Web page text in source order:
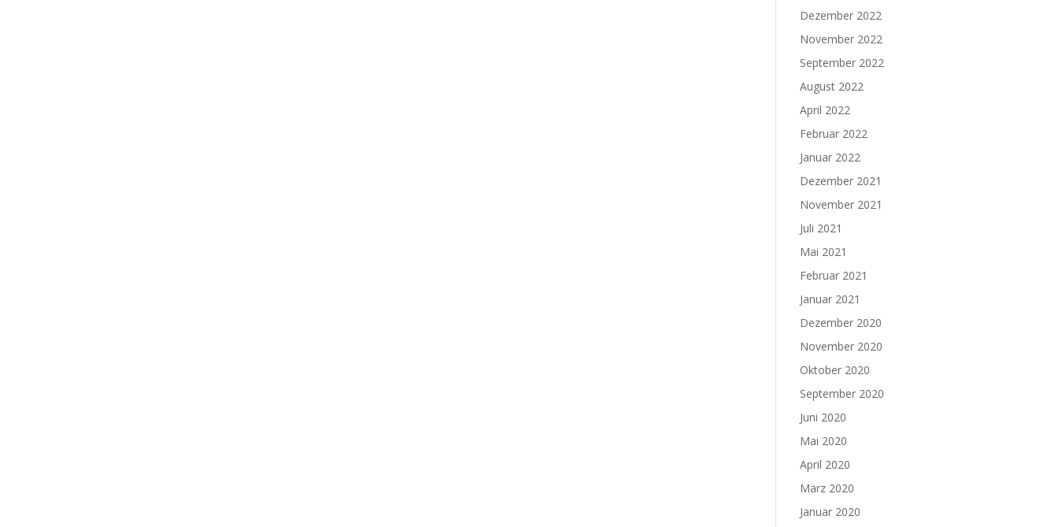
Dezember 2022
November 2022
September 2022
August 2022
April 2022
Februar 2022
Januar 2022
Dezember 2021
November 2021
Juli 2021
Mai 2021
Februar 2021
Januar 2021
Dezember 2020
November 2020
Oktober 2020
September 2020
Juni 2020
Mai 2020
April 2020
März 2020
Januar 2020